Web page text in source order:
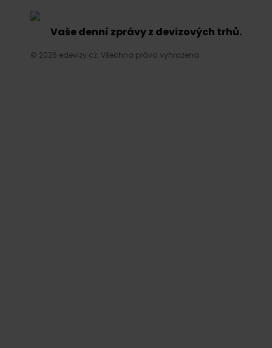
Vaše denní zprávy z devizových trhů.
© 2026 edevizy.cz. Všechna práva vyhrazena.